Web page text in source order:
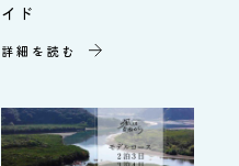
イド
詳細を読む